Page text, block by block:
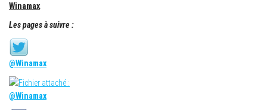
Winamax
Les pages à suivre :
@Winamax
@Winamax